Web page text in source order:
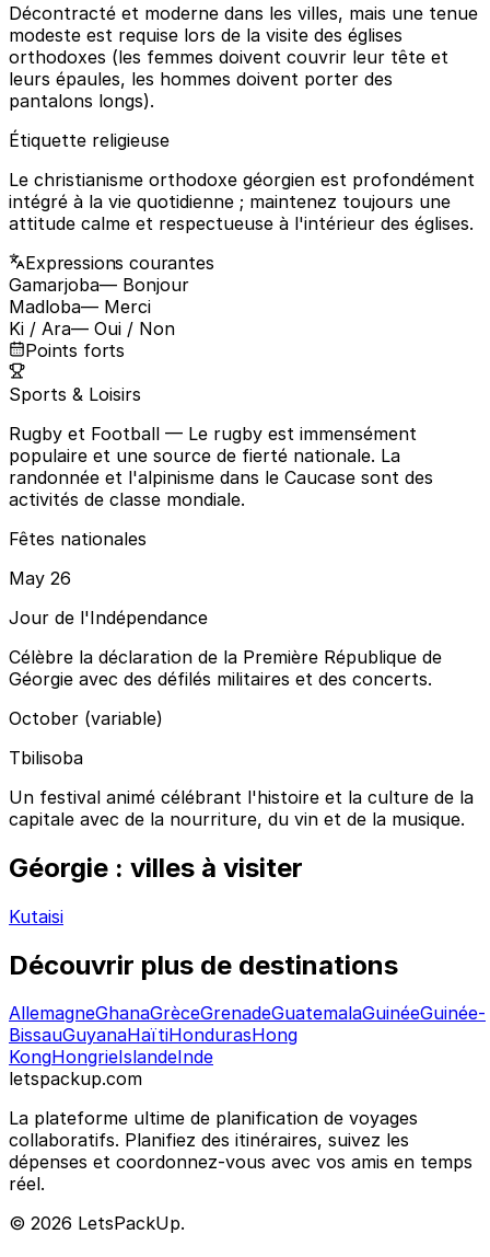
Décontracté et moderne dans les villes, mais une tenue
modeste est requise lors de la visite des églises
orthodoxes (les femmes doivent couvrir leur tête et
leurs épaules, les hommes doivent porter des
pantalons longs).
Étiquette religieuse
Le christianisme orthodoxe géorgien est profondément
intégré à la vie quotidienne ; maintenez toujours une
attitude calme et respectueuse à l'intérieur des églises.
Expressions courantes
Gamarjoba— Bonjour
Madloba— Merci
Ki / Ara— Oui / Non
Points forts
Sports & Loisirs
Rugby et Football — Le rugby est immensément
populaire et une source de fierté nationale. La
randonnée et l'alpinisme dans le Caucase sont des
activités de classe mondiale.
Fêtes nationales
May 26
Jour de l'Indépendance
Célèbre la déclaration de la Première République de
Géorgie avec des défilés militaires et des concerts.
October (variable)
Tbilisoba
Un festival animé célébrant l'histoire et la culture de la
capitale avec de la nourriture, du vin et de la musique.
Géorgie : villes à visiter
Kutaisi
Découvrir plus de destinations
AllemagneGhanaGrèceGrenadeGuatemalaGuinéeGuinée-
BissauGuyanaHaïtiHondurasHong
KongHongrieIslandeInde
letspackup.com
La plateforme ultime de planification de voyages
collaboratifs. Planifiez des itinéraires, suivez les
dépenses et coordonnez-vous avec vos amis en temps
réel.
© 2026 LetsPackUp.